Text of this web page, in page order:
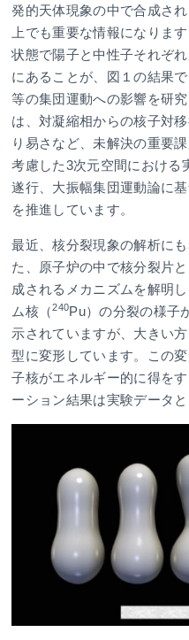
発的天体現象の中で合成さ
上でも重要な情報になりま
状態で陽子と中性子それぞ
にあることが、図１の結果
等の集団運動への影響を研
は、対凝縮相からの核子対
り易さなど、未解決の重要
考慮した3次元空間における
遂行、大振幅集団運動論に
を推進しています。
最近、核分裂現象の解析に
た、原子炉の中で核分裂片
成されるメカニズムを解明
ム核（240Pu）の分裂の様子
示されていますが、大きい
型に変形しています。この
子核がエネルギー的に得を
ーション結果は実験データ